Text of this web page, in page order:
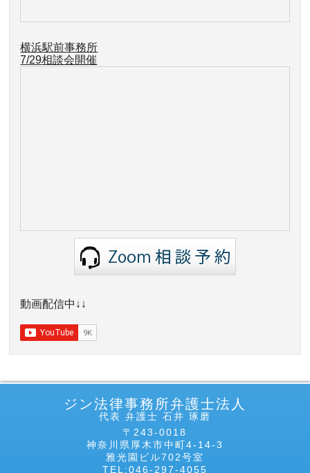
横浜駅前事務所
7/29相談会開催
動画配信中↓↓
ジン法律事務所弁護士法人
代表 弁護士 石井 琢磨
〒243-0018
神奈川県厚木市中町4-14-3
雅光園ビル702号室
TEL:046-297-4055